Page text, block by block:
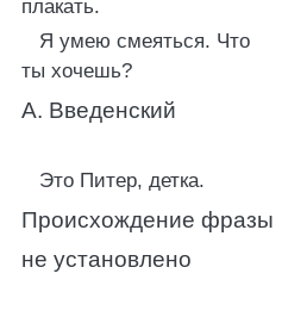
плакать.
Я умею смеяться. Что
ты хочешь?
А. Введенский
Это Питер, детка.
Происхождение фразы
не установлено